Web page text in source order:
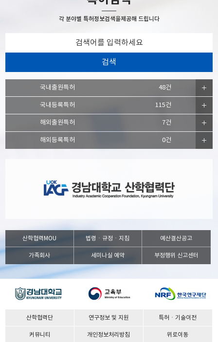
각 분야별 특허정보검색을제공해 드립니다
국내출원특허 48건
국내등록특허 115건
해외출원특허 7건
해외등록특허 0건
산학협력MOU 법령ㆍ규정ㆍ지침 예산결산공고
가족회사 세미나실 예약 부정행위 신고센터
산학협력단 연구정보 및 지원 특허ㆍ기술이전
커뮤니티 개인정보처리방침 위로이동